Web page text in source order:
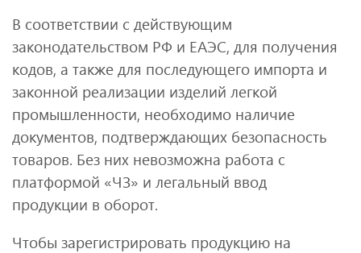
В соответствии с действующим
законодательством РФ и ЕАЭС, для получения
кодов, а также для последующего импорта и
законной реализации изделий легкой
промышленности, необходимо наличие
документов, подтверждающих безопасность
товаров. Без них невозможна работа с
платформой «ЧЗ» и легальный ввод
продукции в оборот.
Чтобы зарегистрировать продукцию на